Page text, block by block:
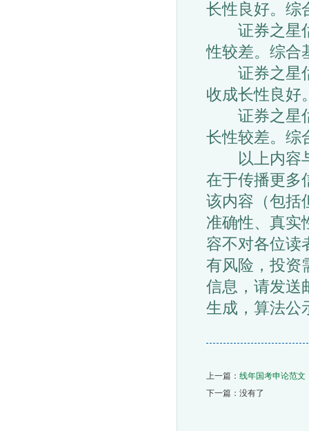
长性良好。综
证券之星估
性较差。综合
证券之星估
收成长性良好
证券之星估
长性较差。综
以上内容与
在于传播更多
该内容（包括
准确性、真实
容不对各位读
有风险，投资
信息，请发送
生成，算法公
上一篇： 线年国考申论范文
下一篇：没有了